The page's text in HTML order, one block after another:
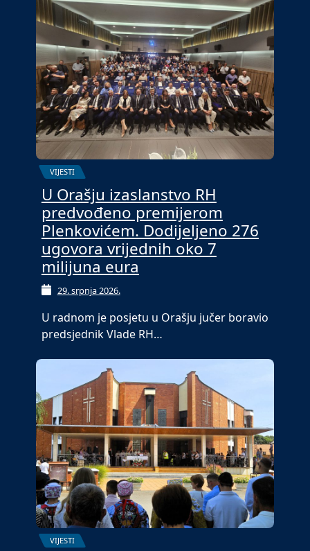
VIJESTI
U Orašju izaslanstvo RH
predvođeno premijerom
Plenkovićem. Dodijeljeno 276
ugovora vrijednih oko 7
milijuna eura
29. srpnja 2026.
U radnom je posjetu u Orašju jučer boravio
predsjednik Vlade RH…
VIJESTI